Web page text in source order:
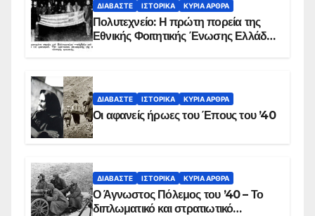
ΔΙΑΒΆΣΤΕ ΙΣΤΟΡΙΚΆ ΚΥΡΙΑ ΑΡΘΡΑ
Πολυτεχνείο: Η πρώτη πορεία της
Εθνικής Φοιτητικής Ένωσης Ελλάδος
ΔΙΑΒΆΣΤΕ ΙΣΤΟΡΙΚΆ ΚΥΡΙΑ ΑΡΘΡΑ
Οι αφανείς ήρωες του Έπους του ’40
ΔΙΑΒΆΣΤΕ ΙΣΤΟΡΙΚΆ ΚΥΡΙΑ ΑΡΘΡΑ
Ο Άγνωστος Πόλεμος του ’40 – Το
διπλωματικό και στρατιωτικό